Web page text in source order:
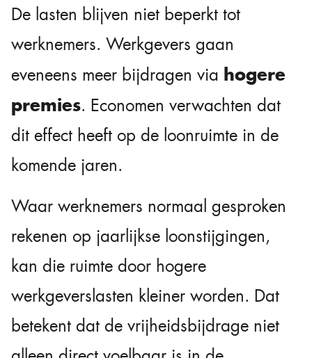
De lasten blijven niet beperkt tot
werknemers. Werkgevers gaan
eveneens meer bijdragen via hogere
premies. Economen verwachten dat
dit effect heeft op de loonruimte in de
komende jaren.
Waar werknemers normaal gesproken
rekenen op jaarlijkse loonstijgingen,
kan die ruimte door hogere
werkgeverslasten kleiner worden. Dat
betekent dat de vrijheidsbijdrage niet